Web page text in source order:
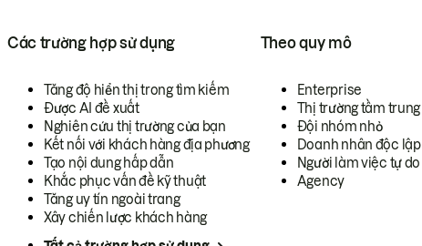
Các trường hợp sử dụng
Tăng độ hiển thị trong tìm kiếm
Được AI đề xuất
Nghiên cứu thị trường của bạn
Kết nối với khách hàng địa phương
Tạo nội dung hấp dẫn
Khắc phục vấn đề kỹ thuật
Tăng uy tín ngoài trang
Xây chiến lược khách hàng
Theo quy mô
Enterprise
Thị trường tầm trung
Đội nhóm nhỏ
Doanh nhân độc lập
Người làm việc tự do
Agency